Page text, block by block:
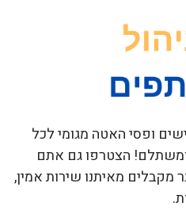
ופסי האטה מגומי לכל
ומשתלם! הצטרפו גם אתם
מאיתנו שירות אמין,